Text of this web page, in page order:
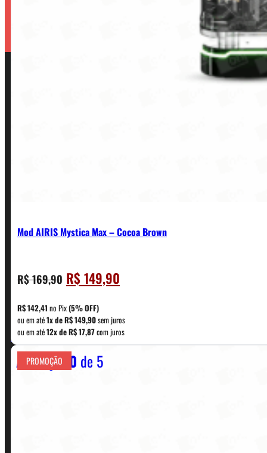
Mod AIRIS Mystica Max – Cocoa Brown
R$169,90 O
preço
original
era:
R$ 169,90.
R$149,90
preço
é:
R$ 149,90.
R$142,41 no Pix(5% OFF)
ou em até1x deR$149,90sem juros
ou em até12x deR$17,87com juros
Avaliação 0 de 5
PROMOÇÃO
CONTATO
WhatsApp: (11) 5229-0120